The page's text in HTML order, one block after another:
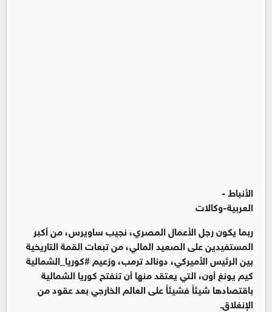
الأنباط -
العربية-وكالات
ربما يكون رجل الأعمال المصري، نجيب ساويرس، من أكبر
المستفيدين على الصعيد المالي، من تبعات القمة التاريخية
بين الرئيس الأميركي، دونالد ترمب، وزعيم #كوريا_الشمالية
كيم يونغ أون، التي يعتقد منها أن تنفتح كوريا الشمالية
باقتصادها شيئاً فشيئاً على العالم الخارجي بعد عقود من
الإنغلاق.